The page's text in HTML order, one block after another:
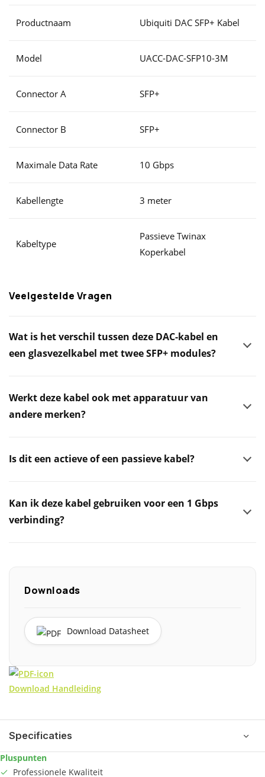
Productnaam Ubiquiti DAC SFP+ Kabel
Model UACC-DAC-SFP10-3M
Connector A SFP+
Connector B SFP+
Maximale Data Rate 10 Gbps
Kabellengte 3 meter
Kabeltype
Passieve Twinax
Koperkabel
Veelgestelde Vragen
Wat is het verschil tussen deze DAC-kabel en
een glasvezelkabel met twee SFP+ modules?
Werkt deze kabel ook met apparatuur van
andere merken?
Is dit een actieve of een passieve kabel?
Kan ik deze kabel gebruiken voor een 1 Gbps
verbinding?
Downloads
Download Datasheet
Download Handleiding
Specificaties
Pluspunten
Professionele Kwaliteit